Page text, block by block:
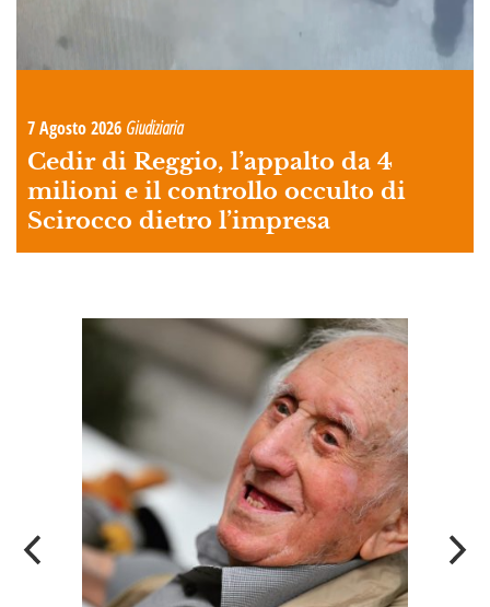
7 Agosto 2026 Giudiziaria
Cedir di Reggio, l’appalto da 4
milioni e il controllo occulto di
Scirocco dietro l’impresa